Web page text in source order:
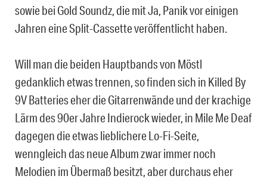
sowie bei Gold Soundz, die mit Ja, Panik vor einigen
Jahren eine Split-Cassette veröffentlicht haben.
Will man die beiden Hauptbands von Möstl
gedanklich etwas trennen, so finden sich in Killed By
9V Batteries eher die Gitarrenwände und der krachige
Lärm des 90er Jahre Indierock wieder, in Mile Me Deaf
dagegen die etwas lieblichere Lo-Fi-Seite,
wenngleich das neue Album zwar immer noch
Melodien im Übermaß besitzt, aber durchaus eher